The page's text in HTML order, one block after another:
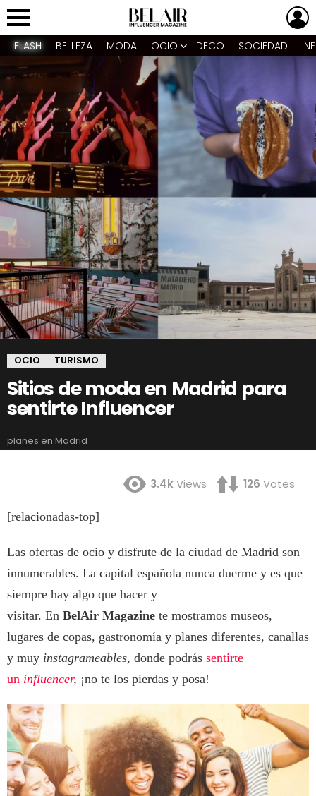
Menu
FLASH BELLEZA MODA OCIO DECO SOCIEDAD
OCIO TURISMO
Sitios de moda en Madrid para
sentirte Influencer
planes en Madrid
3.4kViews 126 Votes
[relacionadas-top]
Las ofertas de ocio y disfrute de la ciudad de Madrid son
innumerables. La capital española nunca duerme y es que
siempre hay algo que hacer y
visitar. En BelAir Magazine te mostramos museos,
lugares de copas, gastronomía y planes diferentes, canallas
y muy instagrameables, donde podrás sentirte
un influencer, ¡no te los pierdas y posa!